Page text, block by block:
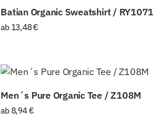
Batian Organic Sweatshirt / RY1071
ab 13,48€
Men´s Pure Organic Tee / Z108M
ab8,94€